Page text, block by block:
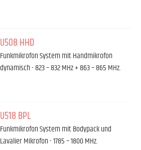
U508 HHD
Funkmikrofon System mit Handmikrofon
dynamisch - 823 – 832 MHz + 863 – 865 MHz.
U518 BPL
Funkmikrofon System mit Bodypack und
Lavalier Mikrofon - 1785 – 1800 MHz.